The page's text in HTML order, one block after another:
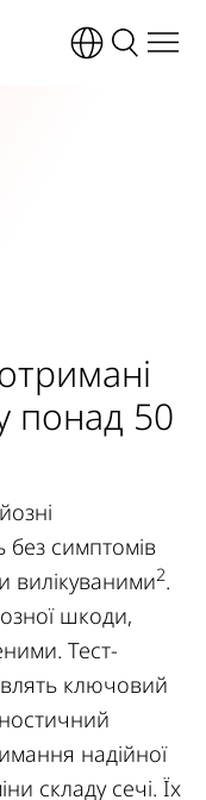
понад 50
без симптомів
вилікуваними2.
шкоди,
Тест-
ключовий
надійної
складу сечі. Їх